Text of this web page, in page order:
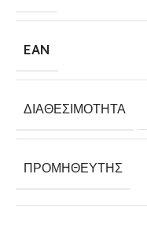
EAN
ΔΙΑΘΕΣΙΜΌΤΗΤΑ
ΠΡΟΜΗΘΕΥΤΉΣ